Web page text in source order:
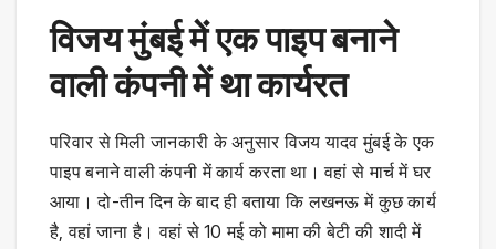
विजय मुंबई में एक पाइप बनाने
वाली कंपनी में था कार्यरत
परिवार से मिली जानकारी के अनुसार विजय यादव मुंबई के एक
पाइप बनाने वाली कंपनी में कार्य करता था। वहां से मार्च में घर
आया। दो-तीन दिन के बाद ही बताया कि लखनऊ में कुछ कार्य
है, वहां जाना है। वहां से 10 मई को मामा की बेटी की शादी में